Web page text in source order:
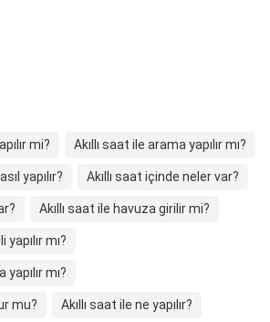
mi? Akıllı saat ile arama yapılır mı?
yapılır? Akıllı saat içinde neler var?
Akıllı saat ile havuza girilir mi?
mı?
mı?
mu? Akıllı saat ile ne yapılır?